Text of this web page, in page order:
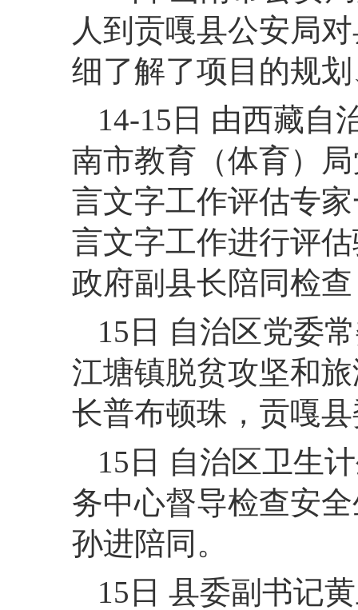
人到贡嘎县公安局
细了解了项目的规
14-15日 由西藏自
南市教育（体育）
言文字工作评估专
言文字工作进行评
政府副县长陪同检
15日 自治区党委
江塘镇脱贫攻坚和
长普布顿珠，贡嘎
15日 自治区卫生
务中心督导检查安
孙进陪同。
15日 县委副书记